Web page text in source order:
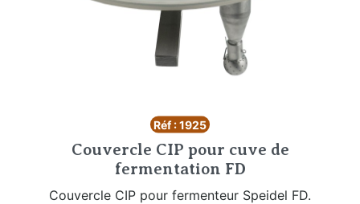
Réf : 1925
Couvercle CIP pour cuve de
fermentation FD
Couvercle CIP pour fermenteur Speidel FD.